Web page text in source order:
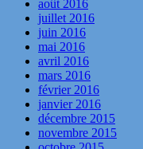
août 2016
juillet 2016
juin 2016
mai 2016
avril 2016
mars 2016
février 2016
janvier 2016
décembre 2015
novembre 2015